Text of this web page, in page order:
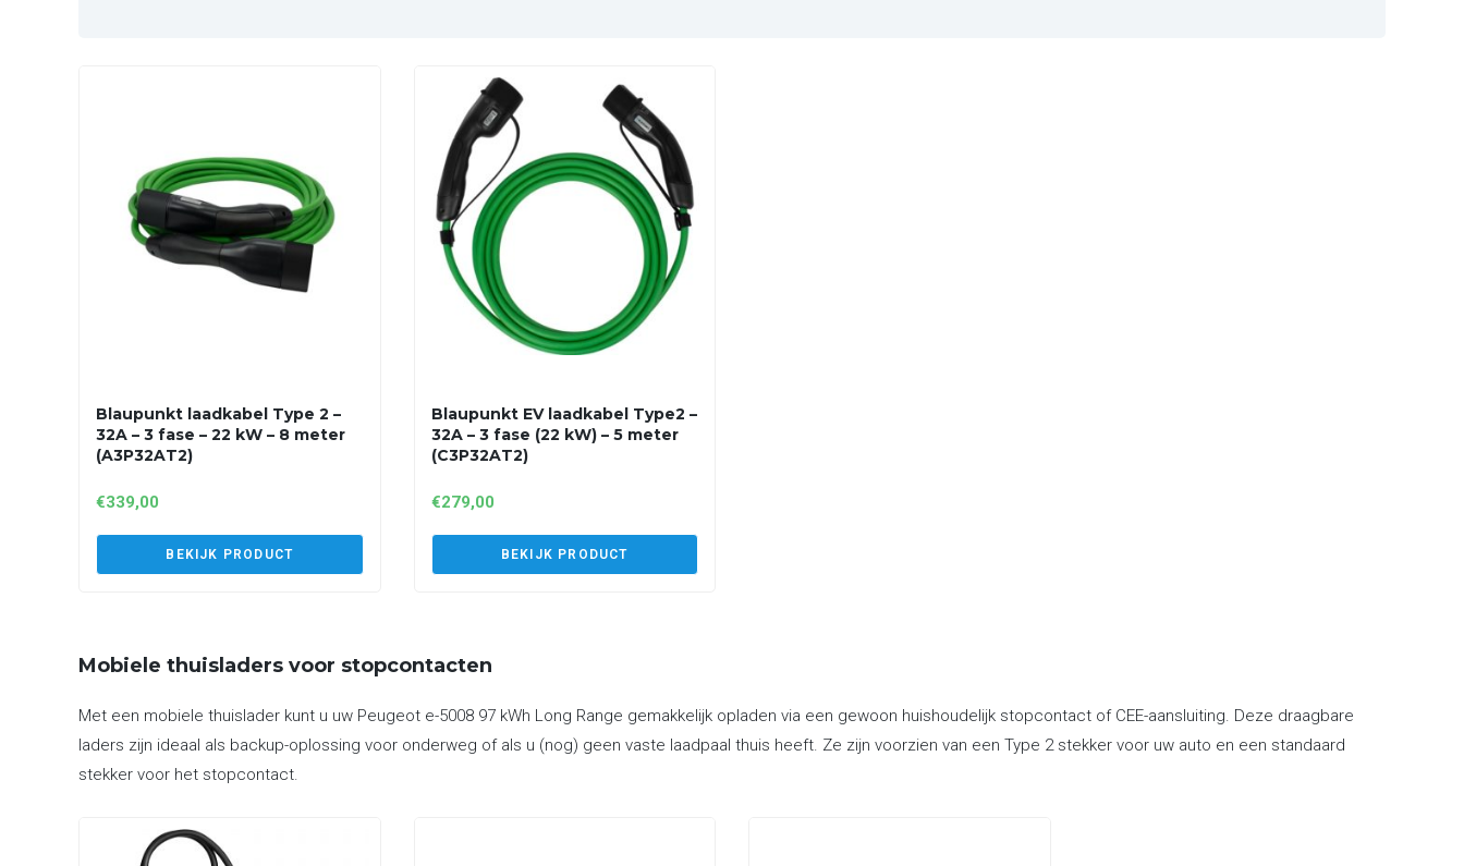
Blaupunkt laadkabel Type 2 –
32A – 3 fase – 22 kW – 8 meter
(A3P32AT2)
€339,00
BEKIJK PRODUCT
Blaupunkt EV laadkabel Type2 –
32A – 3 fase (22 kW) – 5 meter
(C3P32AT2)
€279,00
BEKIJK PRODUCT
Mobiele thuisladers voor stopcontacten
Met een mobiele thuislader kunt u uw Peugeot e-5008 97 kWh Long Range gemakkelijk opladen via een gewoon huishoudelijk stopcontact of CEE-aansluiting. Deze draagbare
laders zijn ideaal als backup-oplossing voor onderweg of als u (nog) geen vaste laadpaal thuis heeft. Ze zijn voorzien van een Type 2 stekker voor uw auto en een standaard
stekker voor het stopcontact.